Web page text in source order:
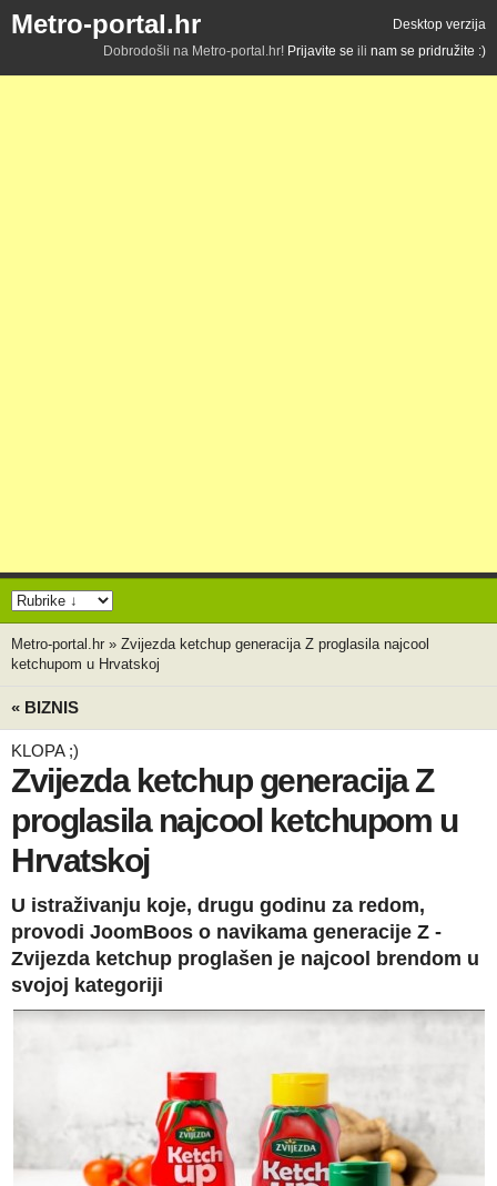
Metro-portal.hr
Desktop verzija
Dobrodošli na Metro-portal.hr! Prijavite se ili nam se pridružite :)
Metro-portal.hr » Zvijezda ketchup generacija Z proglasila najcool
ketchupom u Hrvatskoj
« BIZNIS
KLOPA ;)
Zvijezda ketchup generacija Z
proglasila najcool ketchupom u
Hrvatskoj
U istraživanju koje, drugu godinu za redom,
provodi JoomBoos o navikama generacije Z -
Zvijezda ketchup proglašen je najcool brendom u
svojoj kategoriji